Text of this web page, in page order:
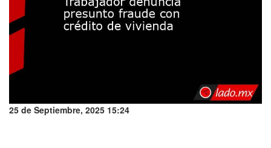
25 de Septiembre, 2025 15:24